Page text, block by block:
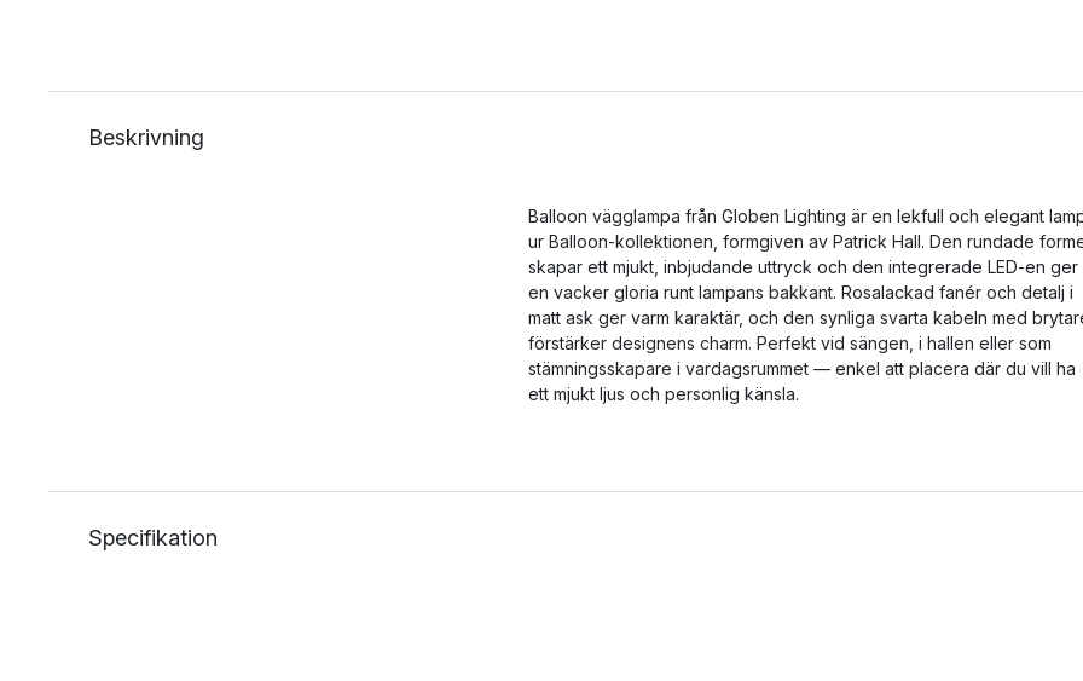
Beskrivning
Balloon vägglampa från Globen Lighting är en lekfull och elegant
ur Balloon-kollektionen, formgiven av Patrick Hall. Den rundade
skapar ett mjukt, inbjudande uttryck och den integrerade LED-en ger
en vacker gloria runt lampans bakkant. Rosalackad fanér och detalj i
matt ask ger varm karaktär, och den synliga svarta kabeln med
förstärker designens charm. Perfekt vid sängen, i hallen eller som
stämningsskapare i vardagsrummet — enkel att placera där du vill ha
ett mjukt ljus och personlig känsla.
Specifikation